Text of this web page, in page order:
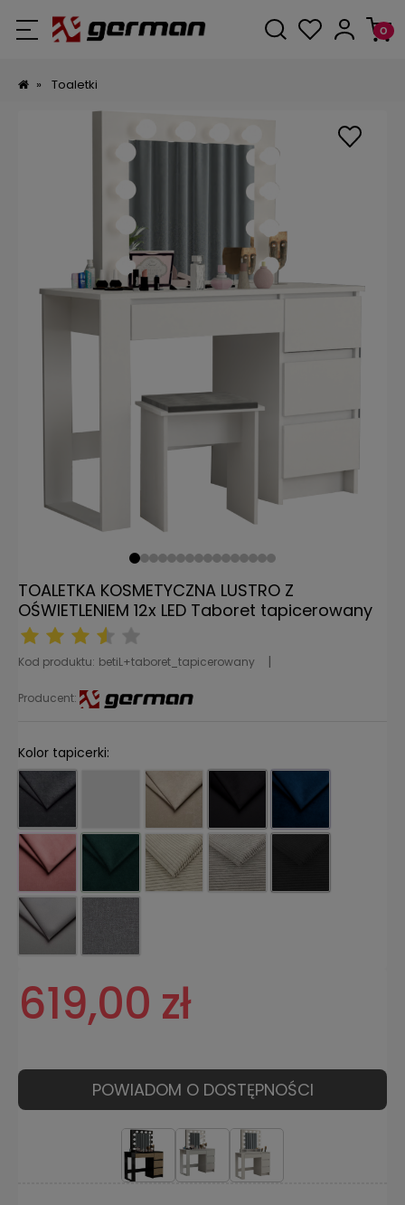
» Toaletki
TOALETKA KOSMETYCZNA LUSTRO Z
OŚWIETLENIEM 12x LED Taboret tapicerowany
Kod produktu: betiL+taboret_tapicerowany
Producent:
Kolor tapicerki:
619,00 zł
POWIADOM O DOSTĘPNOŚCI